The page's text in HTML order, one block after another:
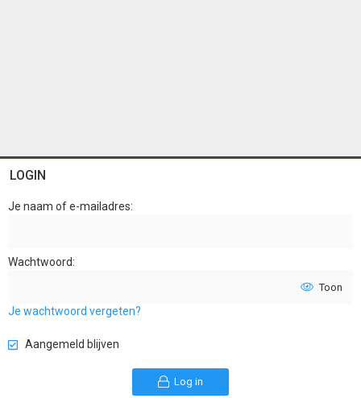
LOGIN
Je naam of e-mailadres
Wachtwoord
Toon
Je wachtwoord vergeten?
Aangemeld blijven
Log in